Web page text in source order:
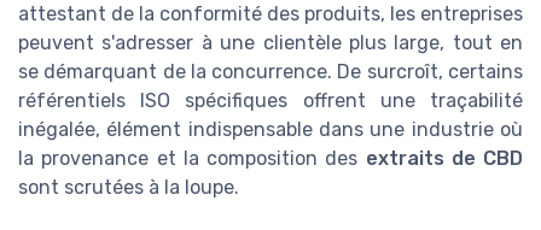
attestant de la conformité des produits, les entreprises
peuvent s'adresser à une clientèle plus large, tout en
se démarquant de la concurrence. De surcroît, certains
référentiels ISO spécifiques offrent une traçabilité
inégalée, élément indispensable dans une industrie où
la provenance et la composition des extraits de CBD
sont scrutées à la loupe.